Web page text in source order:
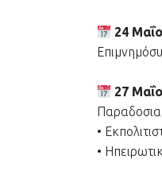
24
27
•
•